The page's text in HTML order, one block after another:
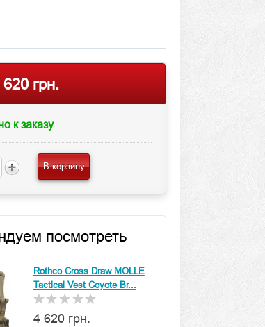
грн.
к заказу
В корзину
посмотреть
Rothco Cross Draw MOLLE
Tactical Vest Coyote Br...
4 620 грн.